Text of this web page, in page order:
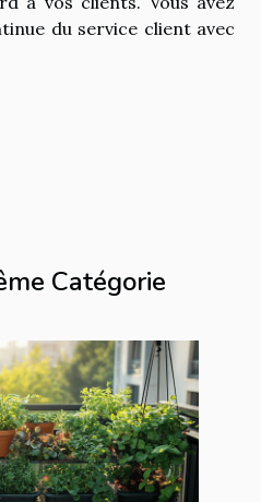
Catégorie
du service client avec